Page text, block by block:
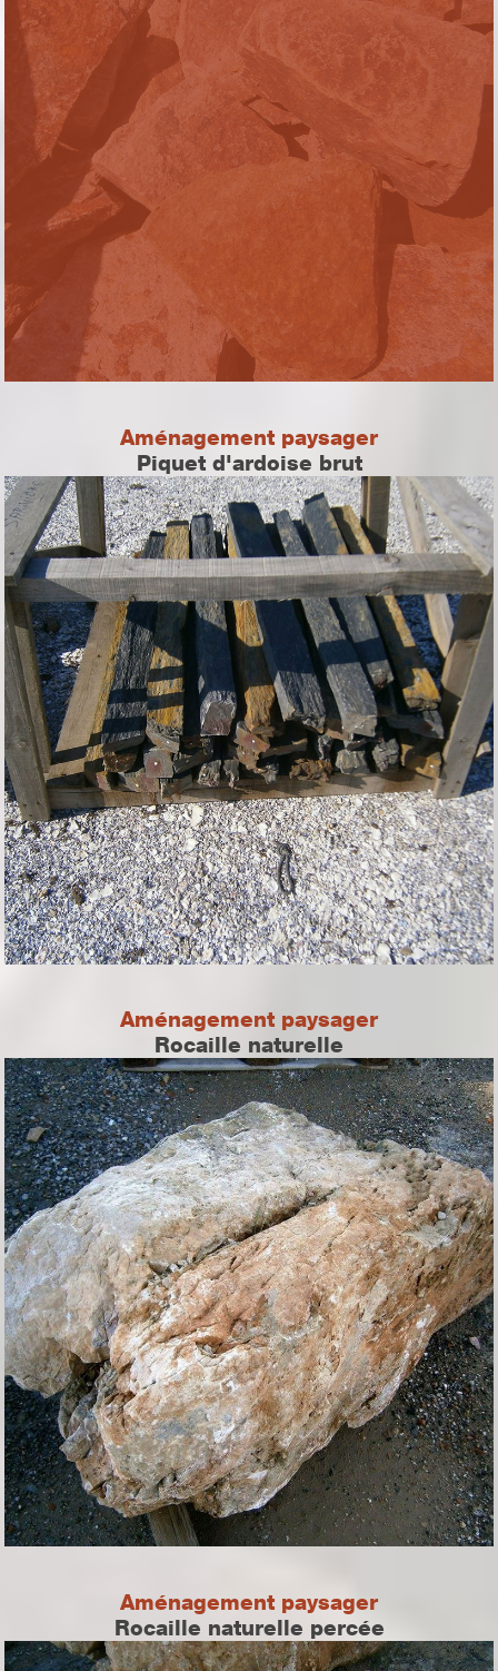
Aménagement paysager
Piquet d'ardoise brut
Aménagement paysager
Rocaille naturelle
Aménagement paysager
Rocaille naturelle percée